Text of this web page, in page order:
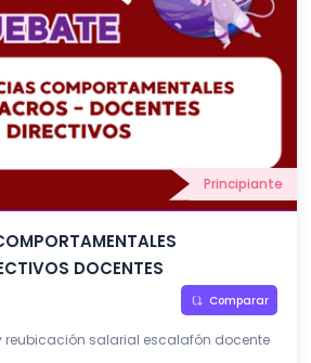
Principiante
DOCENTES
Comparar
reubicación salarial escalafón docente